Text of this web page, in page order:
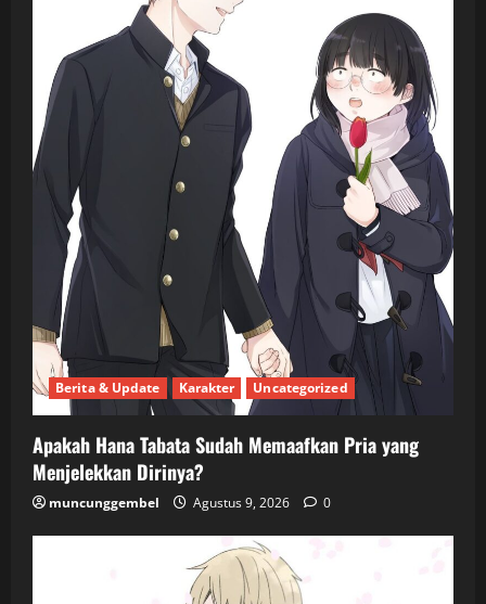
Berita & Update Karakter Uncategorized
Apakah Hana Tabata Sudah Memaafkan Pria yang
Menjelekkan Dirinya?
muncunggembel Agustus 9, 2026 0